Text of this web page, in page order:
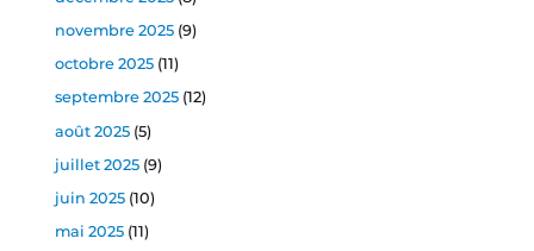
novembre 2025(9)
octobre 2025(11)
septembre 2025(12)
août 2025(5)
juillet 2025(9)
juin 2025(10)
mai 2025(11)